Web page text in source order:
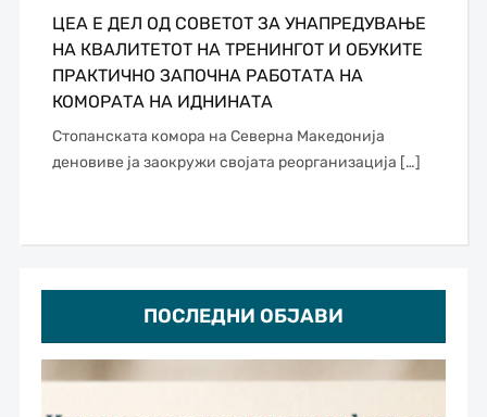
ПОСЛЕДНИ ОБЈАВИ
ЦЕА Е ДЕЛ ОД СОВЕТОТ ЗА УНАПРЕДУВАЊЕ
НА КВАЛИТЕТОТ НА ТРЕНИНГОТ И ОБУКИТЕ
ПРАКТИЧНО ЗАПОЧНА РАБОТАТА НА
КОМОРАТА НА ИДНИНАТА
Стопанската комора на Северна Македонија
деновиве ја заокружи својата реорганизација […]